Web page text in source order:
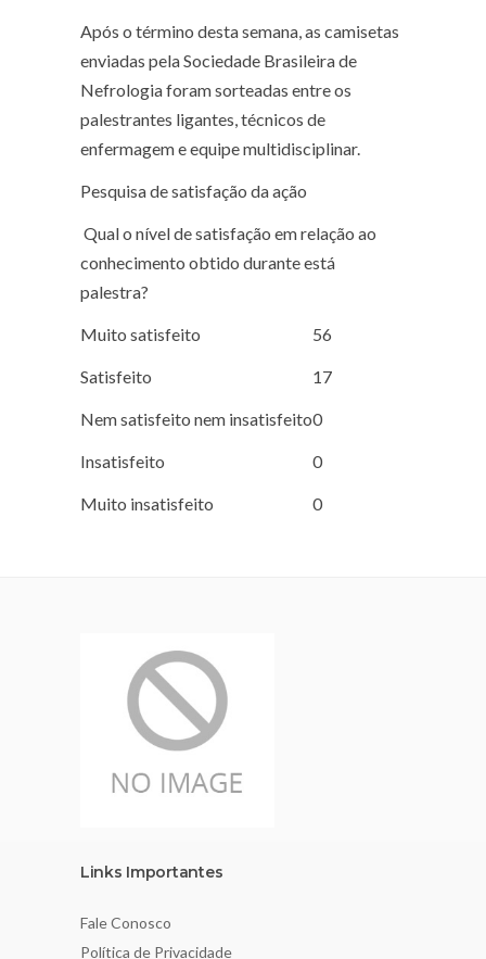
Após o término desta semana, as camisetas
enviadas pela Sociedade Brasileira de
Nefrologia foram sorteadas entre os
palestrantes ligantes, técnicos de
enfermagem e equipe multidisciplinar.
Pesquisa de satisfação da ação
Qual o nível de satisfação em relação ao
conhecimento obtido durante está
palestra?
Muito satisfeito 56
Satisfeito 17
Nem satisfeito nem insatisfeito0
Insatisfeito 0
Muito insatisfeito 0
Links Importantes
Fale Conosco
Política de Privacidade